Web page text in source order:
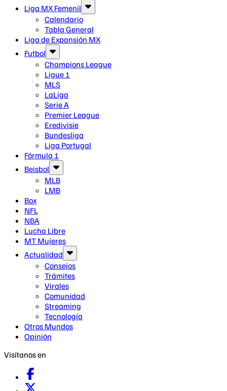
Liga MX Femenil
Calendario
Tabla General
Liga de Expansión MX
Futbol
Champions League
Ligue 1
MLS
LaLiga
Serie A
Premier League
Eredivisie
Bundesliga
Liga Portugal
Fórmula 1
Beisbol
MLB
LMB
Box
NFL
NBA
Lucha Libre
MT Mujeres
Actualidad
Consejos
Trámites
Virales
Comunidad
Streaming
Tecnología
Otros Mundos
Opinión
Visítanos en